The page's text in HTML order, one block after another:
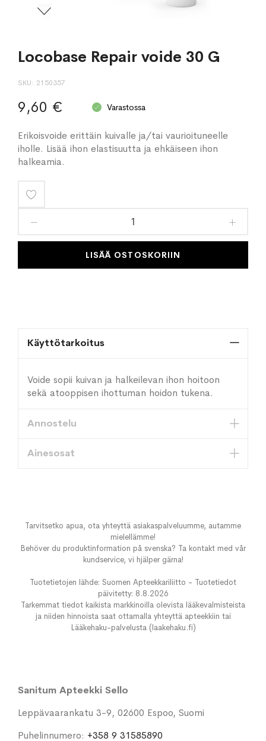
Locobase Repair voide 30 G
SKU 2150357
9,60 € Varastossa
Erikoisvoide erittäin kuivalle ja/tai vaurioituneelle
iholle. Lisää ihon elastisuutta ja ehkäiseen ihon
halkeamia.
toivelistaan
LISÄÄ OSTOSKORIIN
Käyttötarkoitus
Voide sopii kuivan ja halkeilevan ihon hoitoon
sekä atooppisen ihottuman hoidon tukena.
Annostelu
Ainesosat
Tarvitsetko apua, ota yhteyttä asiakaspalveluumme, autamme
mielellämme!
Behöver du produktinformation på svenska? Ta kontakt med vår
kundservice, vi hjälper gärna!
Tuotetietojen lähde: Suomen Apteekkariliitto - Tuotetiedot
päivitetty: 8.8.2026
Tarkemmat tiedot kaikista markkinoilla olevista lääkevalmisteista
ja niiden hinnoista saat ottamalla yhteyttä apteekkiin tai
Lääkehaku-palvelusta (laakehaku.fi)
Sanitum Apteekki Sello
Leppävaarankatu 3-9, 02600 Espoo, Suomi
Puhelinnumero: +358 9 31585890